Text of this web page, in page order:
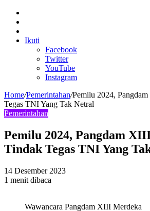
In
Ikuti
Facebook
Twitter
YouTube
Instagram
Home/Pemerintahan/Pemilu 2024,
Tegas TNI Yang Tak Netral
Pemerintahan
Pemilu 2024, Pangdam
Tindak Tegas TNI Yang
14 Desember 2023
1 menit dibaca
Wawancara Pangdam XIII Merdeka